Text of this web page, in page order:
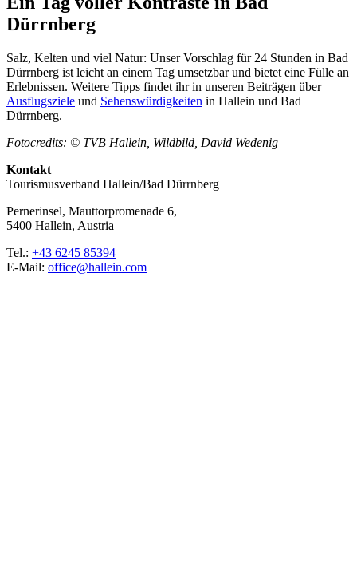
Dürrnberg
Salz, Kelten und viel Natur: Unser Vorschlag für 24 Stunden in Bad
Dürrnberg ist leicht an einem Tag umsetzbar und bietet eine Fülle an
Erlebnissen. Weitere Tipps findet ihr in unseren Beiträgen über
Ausflugsziele und Sehenswürdigkeiten in Hallein und Bad
Dürrnberg.
Fotocredits: © TVB Hallein, Wildbild, David Wedenig
Kontakt
Tourismusverband Hallein/Bad Dürrnberg
Pernerinsel, Mauttorpromenade 6,
5400 Hallein, Austria
Tel.: +43 6245 85394
E-Mail: office@hallein.com